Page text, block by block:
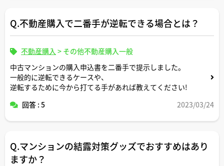
Q.不動産購入で二番手が逆転できる場合とは？
不動産購入 > その他不動産購入一般
中古マンションの購入申込書を二番手で提示しました。
一般的に逆転できるケースや、
逆転するために今から打てる手があれば教えてください!
回答 : 5
2023/03/24
Q.マンションの結露対策グッズでおすすめはあり
ますか？